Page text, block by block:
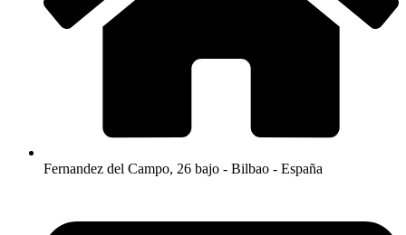
Fernandez del Campo, 26 bajo - Bilbao - España